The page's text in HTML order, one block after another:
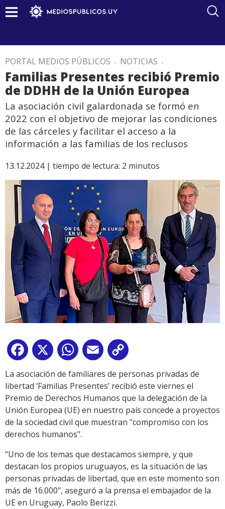
PORTAL MEDIOS PÚBLICOS . NOTICIAS .
Familias Presentes recibió Premio
de DDHH de la Unión Europea
La asociación civil galardonada se formó en
2022 con el objetivo de mejorar las condiciones
de las cárceles y facilitar el acceso a la
información a las familias de los reclusos
13.12.2024 | tiempo de lectura: 2 minutos
Facebook
X WhatsApp
Email
Link
La asociación de familiares de personas privadas de
libertad ‘Familias Presentes’ recibió este viernes el
Premio de Derechos Humanos que la delegación de la
Unión Europea (UE) en nuestro país concede a proyectos
de la sociedad civil que muestran "compromiso con los
derechos humanos".
"Uno de los temas que destacamos siempre, y que
destacan los propios uruguayos, es la situación de las
personas privadas de libertad, que en este momento son
más de 16.000", aseguró a la prensa el embajador de la
UE en Uruguay, Paolo Berizzi.